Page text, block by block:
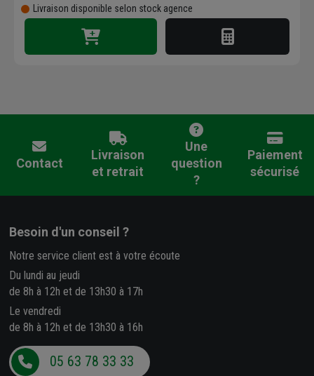
Livraison disponible selon stock agence
Contact
Livraison
et retrait
Une
question
?
Paiement
sécurisé
Besoin d'un conseil ?
Notre service client est à votre écoute
Du lundi au jeudi
de 8h à 12h et de 13h30 à 17h
Le vendredi
de 8h à 12h et de 13h30 à 16h
05 63 78 33 33